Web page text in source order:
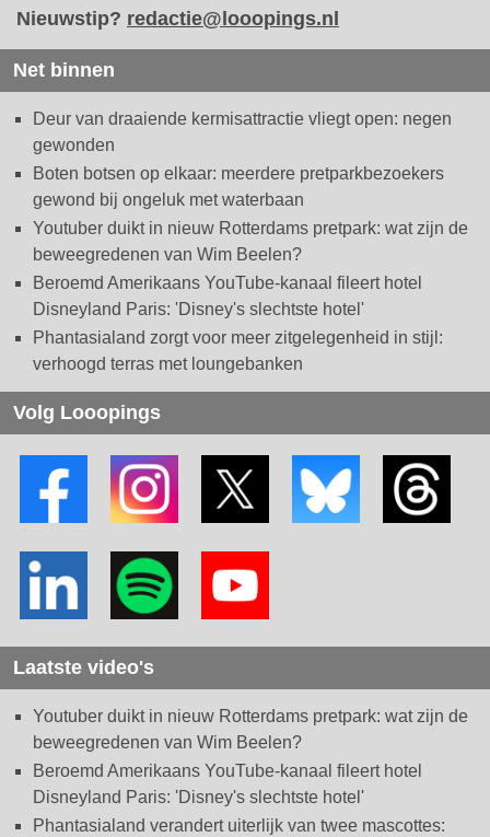
Nieuwstip? redactie@looopings.nl
Net binnen
Deur van draaiende kermisattractie vliegt open: negen
gewonden
Boten botsen op elkaar: meerdere pretparkbezoekers
gewond bij ongeluk met waterbaan
Youtuber duikt in nieuw Rotterdams pretpark: wat zijn de
beweegredenen van Wim Beelen?
Beroemd Amerikaans YouTube-kanaal fileert hotel
Disneyland Paris: 'Disney's slechtste hotel'
Phantasialand zorgt voor meer zitgelegenheid in stijl:
verhoogd terras met loungebanken
Volg Looopings
Laatste video's
Youtuber duikt in nieuw Rotterdams pretpark: wat zijn de
beweegredenen van Wim Beelen?
Beroemd Amerikaans YouTube-kanaal fileert hotel
Disneyland Paris: 'Disney's slechtste hotel'
Phantasialand verandert uiterlijk van twee mascottes: